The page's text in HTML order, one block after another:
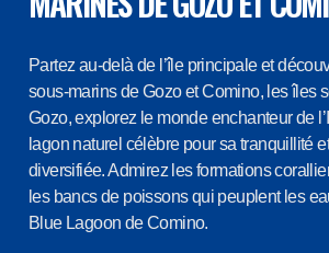
Partez au-delà de l’île principale et
sous-marins de Gozo et Comino, les îles
Gozo, explorez le monde enchanteur de
lagon naturel célèbre pour sa tranquillité
diversifiée. Admirez les formations
les bancs de poissons qui peuplent les
Blue Lagoon de Comino.